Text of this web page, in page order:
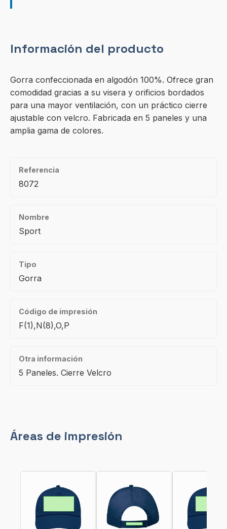
Información del producto
Gorra confeccionada en algodón 100%. Ofrece gran
comodidad gracias a su visera y orificios bordados
para una mayor ventilación, con un práctico cierre
ajustable con velcro. Fabricada en 5 paneles y una
amplia gama de colores.
Referencia
8072
Nombre
Sport
Tipo
Gorra
Código de impresión
F(1),N(8),O,P
Otra información
5 Paneles. Cierre Velcro
Áreas de impresión